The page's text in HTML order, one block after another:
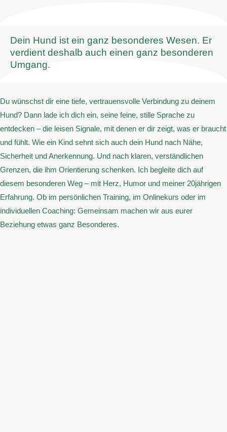
Dein Hund ist ein ganz besonderes Wesen. Er
verdient deshalb auch einen ganz besonderen
Umgang.
Du wünschst dir eine tiefe, vertrauensvolle Verbindung zu deinem
Hund? Dann lade ich dich ein, seine feine, stille Sprache zu
entdecken – die leisen Signale, mit denen er dir zeigt, was er braucht
und fühlt. Wie ein Kind sehnt sich auch dein Hund nach Nähe,
Sicherheit und Anerkennung. Und nach klaren, verständlichen
Grenzen, die ihm Orientierung schenken. Ich begleite dich auf
diesem besonderen Weg – mit Herz, Humor und meiner 20jährigen
Erfahrung. Ob im persönlichen Training, im Onlinekurs oder im
individuellen Coaching: Gemeinsam machen wir aus eurer
Beziehung etwas ganz Besonderes.